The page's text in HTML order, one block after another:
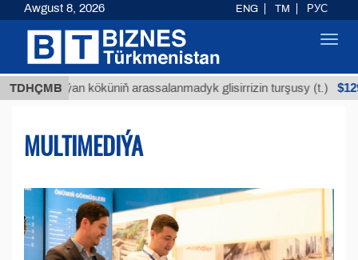
TDHÇMBköküniň arassalanmadyk glisirrizin turşusy (t.) $12935,18
MULTIMEDIÝA
Awgust 8, 2026 ENG TM РУС